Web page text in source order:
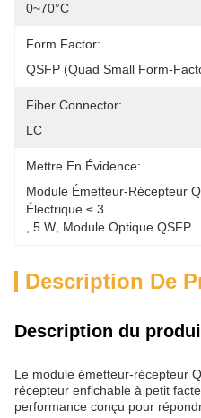
0~70°C
Form Factor:
QSFP (Quad Small Form-
Fiber Connector:
LC
Mettre En Évidence:
Module Émetteur-Récepteur
Électrique ≤ 3
5 W Module Optique QSFP
Description De
Description du
Le module émetteur-récepteur
récepteur enfichable à petit
performance conçu pour